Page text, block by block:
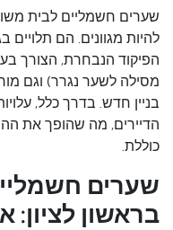
שערים חשמליים לבית
להיות מגוונים. הם
הפיקוד הנבחרת, הצורך
מסילה לשער נגרר) וגם
בניין חדש. בדרך כלל,
הדיירים, מה שהופך את
כוללת.
שערים
בראשון